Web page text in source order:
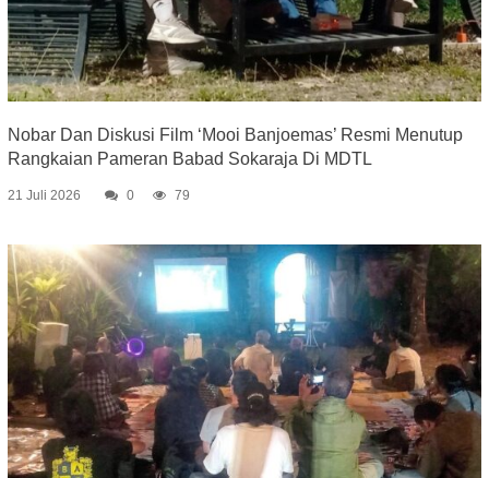
Nobar Dan Diskusi Film ‘Mooi Banjoemas’ Resmi Menutup
Rangkaian Pameran Babad Sokaraja Di MDTL
21 Juli 2026 0 79